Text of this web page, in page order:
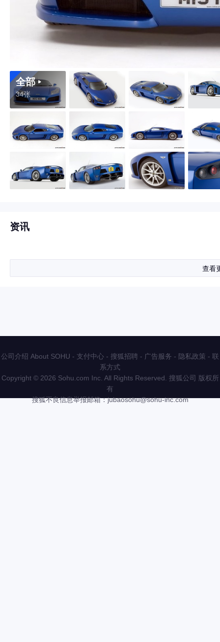
全部
34张
资讯
查看
公司介绍 About SOHU - 支付中心 - 搜狐招聘 - 广告服务 - 隐私政策 - 联
系方式
Copyright © 2026 Sohu.com Inc. All Rights Reserved. 搜狐公司 版权所
有
搜狐不良信息举报邮箱：jubaosohu@sohu-inc.com